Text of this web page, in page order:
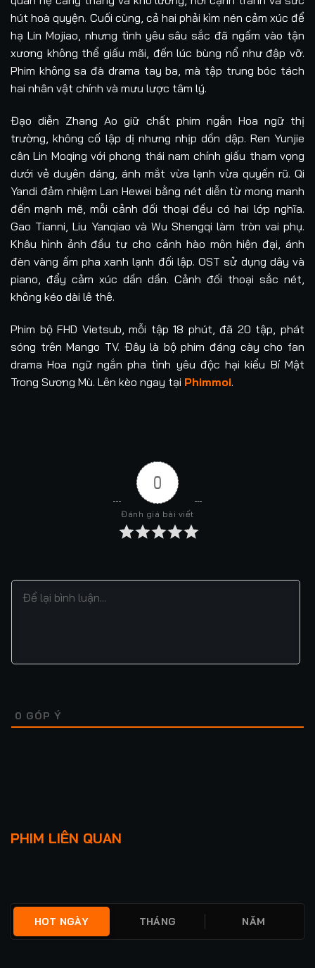
hút hoà quyện. Cuối cùng, cả hai phải kìm nén cảm xúc để
hạ Lin Mojiao, nhưng tình yêu sâu sắc đã ngấm vào tận
xương không thể giấu mãi, đến lúc bùng nổ như đập vỡ.
Phim không sa đà drama tay ba, mà tập trung bóc tách
hai nhân vật chính và mưu lược tâm lý.
Đạo diễn Zhang Ao giữ chất phim ngắn Hoa ngữ thị
trường, không cố lập dị nhưng nhịp dồn dập. Ren Yunjie
cân Lin Moqing với phong thái nam chính giấu tham vọng
dưới vẻ duyên dáng, ánh mắt vừa lạnh vừa quyến rũ. Qi
Yandi đảm nhiệm Lan Hewei bằng nét diễn từ mong manh
đến mạnh mẽ, mỗi cảnh đối thoại đều có hai lớp nghĩa.
Gao Tianni, Liu Yanqiao và Wu Shengqi làm tròn vai phụ.
Khâu hình ảnh đầu tư cho cảnh hào môn hiện đại, ánh
đèn vàng ấm pha xanh lạnh đối lập. OST sử dụng dây và
piano, đẩy cảm xúc dần dần. Cảnh đối thoại sắc nét,
không kéo dài lê thê.
Phim bộ FHD Vietsub, mỗi tập 18 phút, đã 20 tập, phát
sóng trên Mango TV. Đây là bộ phim đáng cày cho fan
drama Hoa ngữ ngắn pha tình yêu độc hại kiểu Bí Mật
Trong Sương Mù. Lên kèo ngay tại Phimmoi.
0
Đánh giá bài viết
0 GÓP Ý
PHIM LIÊN QUAN
RANH GIỚI TỘI ÁC
HOT NGÀY THÁNG NĂM